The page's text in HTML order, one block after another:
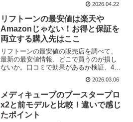
析し。40代後半の悩みに本当に使えるの
か、良い口コミでわかったメリット、悪
い口コミでわかったデメリットをわかり
やすく解説しています。
2026.04.22
リフトーンの最安値は楽天や
Amazonじゃない！お得と保証を
両立する購入先はここ
リフトーンの最安値の販売店を調べて、
最新の最安値情報、どこで買うのが損し
ないか。口コミで効果があるか検証、40
かりやすく解説していきます。サロンに
行く時間やお金を節約でしたいなら。購
入前の参考になると思うので読み進めて
もらえるとうれしいです。
2026.03.06
メディキューブのブースタープロ
x2と前モデルと比較！違いで感じ
たポイント